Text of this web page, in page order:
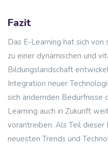
Fazit
Das E-Learning hat sich
zu einer dynamischen und
Bildungslandschaft
Integration neuer
sich ändernden Bedürfnisse
Learning auch in Zukunft
vorantreiben. Als Teil
neuesten Trends und